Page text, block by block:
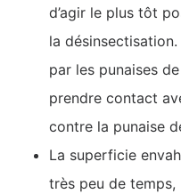
d’agir le plus tôt
la
par les punaises
prendre contact
contre la punaise
La superficie
très peu de